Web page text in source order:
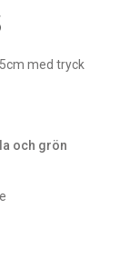
med tryck
och grön